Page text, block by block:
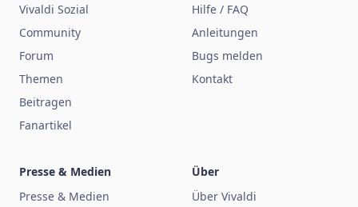
Vivaldi Sozial
Community
Forum
Themen
Beitragen
Fanartikel
Hilfe / FAQ
Anleitungen
Bugs melden
Kontakt
Presse & Medien
Presse & Medien
Über
Über Vivaldi